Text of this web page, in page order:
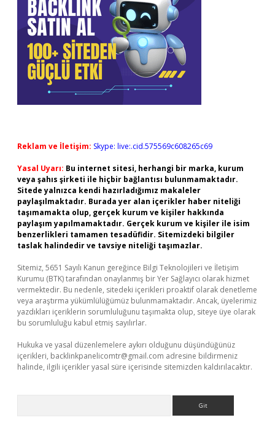
Reklam ve İletişim: Skype: live:.cid.575569c608265c69
Yasal Uyarı: Bu internet sitesi, herhangi bir marka, kurum
veya şahıs şirketi ile hiçbir bağlantısı bulunmamaktadır.
Sitede yalnızca kendi hazırladığımız makaleler
paylaşılmaktadır. Burada yer alan içerikler haber niteliği
taşımamakta olup, gerçek kurum ve kişiler hakkında
paylaşım yapılmamaktadır. Gerçek kurum ve kişiler ile isim
benzerlikleri tamamen tesadüfidir. Sitemizdeki bilgiler
taslak halindedir ve tavsiye niteliği taşımazlar.
Sitemiz, 5651 Sayılı Kanun gereğince Bilgi Teknolojileri ve İletişim
Kurumu (BTK) tarafından onaylanmış bir Yer Sağlayıcı olarak hizmet
vermektedir. Bu nedenle, sitedeki içerikleri proaktif olarak denetleme
veya araştırma yükümlülüğümüz bulunmamaktadır. Ancak, üyelerimiz
yazdıkları içeriklerin sorumluluğunu taşımakta olup, siteye üye olarak
bu sorumluluğu kabul etmiş sayılırlar.
Hukuka ve yasal düzenlemelere aykırı olduğunu düşündüğünüz
içerikleri, backlinkpanelicomtr@gmail.com adresine bildirmeniz
halinde, ilgili içerikler yasal süre içerisinde sitemizden kaldırılacaktır.